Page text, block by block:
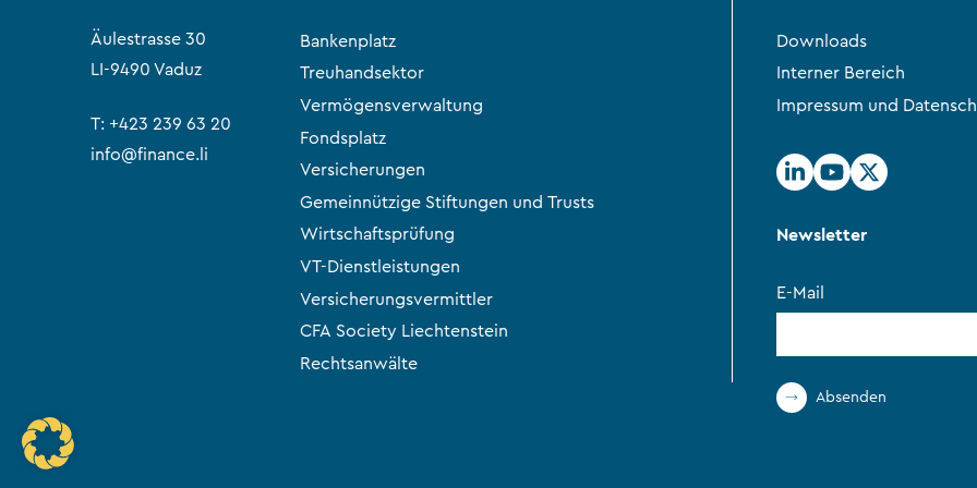
Äulestrasse 30
LI-9490 Vaduz
T:+423 239 63 20
info@finance.li
Bankenplatz
Treuhandsektor
Vermögensverwaltung
Fondsplatz
Versicherungen
Gemeinnützige Stiftungen und Trusts
Wirtschaftsprüfung
VT-Dienstleistungen
Versicherungsvermittler
CFA Society Liechtenstein
Rechtsanwälte
Downloads
Interner Bereich
Impressum und
Newsletter
E-Mail
Absenden